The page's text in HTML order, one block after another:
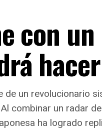
con
de un revolucionario
combinar un radar
ha logrado